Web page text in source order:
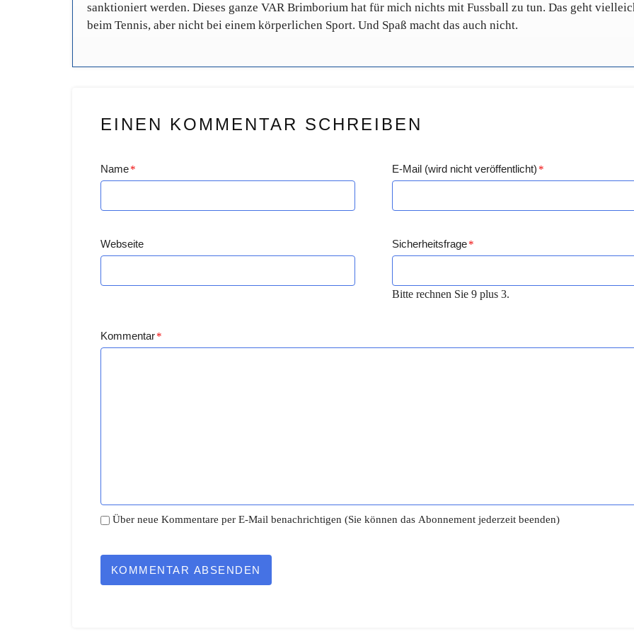
sanktioniert werden. Dieses ganze VAR Brimborium hat für mich nichts mit Fussball zu tun. Das geht
beim Tennis, aber nicht bei einem körperlichen Sport. Und Spaß macht das auch nicht.
EINEN KOMMENTAR SCHREIBEN
Name* E-Mail (wird nicht veröffentlicht) *
Webseite Sicherheitsfrage *
Bitte rechnen Sie 9 plus 3.
Kommentar*
Über neue Kommentare per E-Mail benachrichtigen (Sie können das Abonnement jederzeit beenden)
KOMMENTAR ABSENDEN